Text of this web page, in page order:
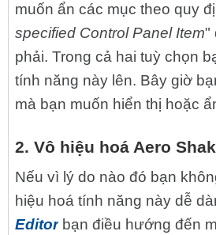
muốn ẩn các mục theo quy
specified Control Panel Item"
phải. Trong cả hai tuỳ chọn
tính năng này lên. Bây giờ
mà bạn muốn hiển thị hoặc
2. Vô hiệu hoá Aero
Nếu vì lý do nào đó bạn
hiệu hoá tính năng này dễ
Editor bạn điều hướng đến